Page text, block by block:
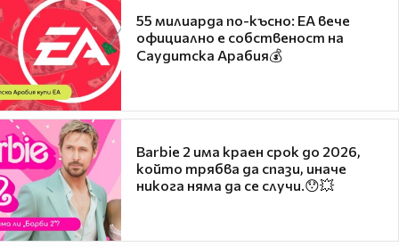
55 милиарда по-късно: EA вече
официално е собственост на
Саудитска Арабия💰
Barbie 2 има краен срок до 2026,
който трябва да спази, иначе
никога няма да се случи.😯💥